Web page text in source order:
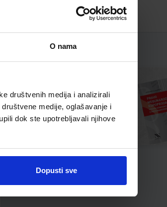
O nama
društvenih medija i analizirali
medije, oglašavanje i
dok ste upotrebljavali njihove
Dopusti sve